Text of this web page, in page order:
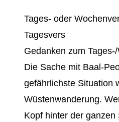
Tages- oder
Tagesvers
Gedanken zum
Die Sache mit Baal-
gefährlichste Situation
Wüstenwanderung.
Kopf hinter der ganzen